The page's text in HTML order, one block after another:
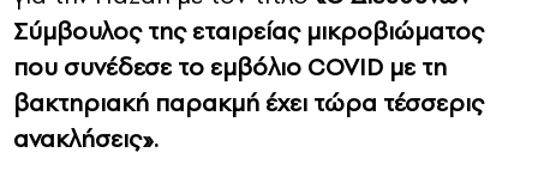
Σύμβουλος της εταιρείας μικροβιώματος
που συνέδεσε το εμβόλιο COVID με τη
βακτηριακή παρακμή έχει τώρα τέσσερις
ανακλήσεις».